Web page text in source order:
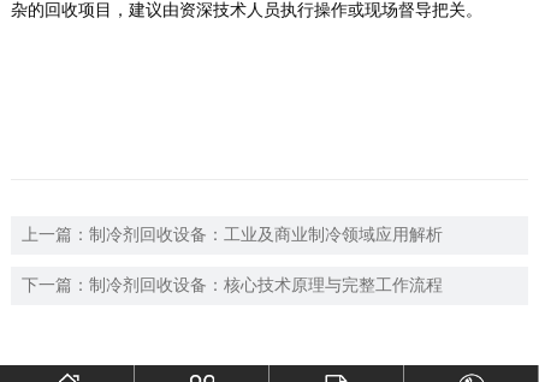
杂的回收项目，建议由资深技术人员执行操作或现场督导把关。
上一篇： 制冷剂回收设备：工业及商业制冷领域应用解析
下一篇： 制冷剂回收设备：核心技术原理与完整工作流程